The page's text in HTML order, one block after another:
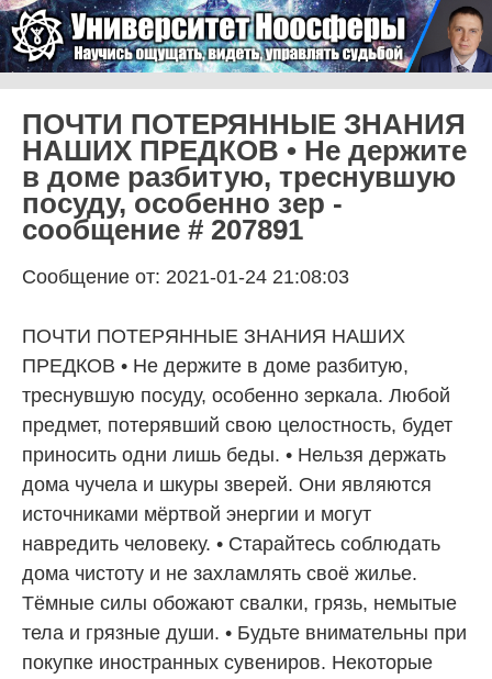
Университет Ноосферы
ПОЧТИ ПОТЕРЯННЫЕ ЗНАНИЯ
НАШИХ ПРЕДКОВ • Не держите
в доме разбитую, треснувшую
посуду, особенно зер -
сообщение # 207891
Сообщение от: 2021-01-24 21:08:03
ПОЧТИ ПОТЕРЯННЫЕ ЗНАНИЯ НАШИХ
ПРЕДКОВ • Не держите в доме разбитую,
треснувшую посуду, особенно зеркала. Любой
предмет, потерявший свою целостность, будет
приносить одни лишь беды. • Нельзя держать
дома чучела и шкуры зверей. Они являются
источниками мёртвой энергии и могут
навредить человеку. • Старайтесь соблюдать
дома чистоту и не захламлять своё жилье.
Тёмные силы обожают свалки, грязь, немытые
тела и грязные души. • Будьте внимательны при
покупке иностранных сувениров. Некоторые